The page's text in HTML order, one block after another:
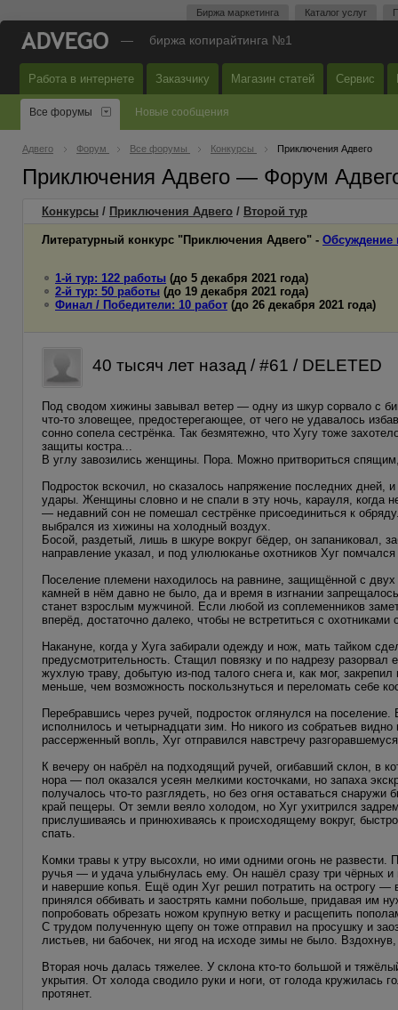
Биржа маркетинга Каталог услуг
— биржа копирайтинга №1
Работа в интернете Заказчику Магазин статей Сервис
Все форумы Новые сообщения
Адвего Форум Все форумы Конкурсы Приключения Адвего
Приключения Адвего — Форум
Конкурсы / Приключения Адвего / Второй тур
Литературный конкурс "Приключения Адвего" - Обсуждение
1-й тур: 122 работы (до 5 декабря 2021 года)
2-й тур: 50 работы (до 19 декабря 2021 года)
Финал / Победители: 10 работ (до 26 декабря 2021 года)
40 тысяч лет назад / #61 / DELETED
Под сводом хижины завывал ветер — одну из шкур сорвало с
что-то зловещее, предостерегающее, от чего не удавалось
сонно сопела сестрёнка. Так безмятежно, что Хугу тоже
защиты костра...
В углу завозились женщины. Пора. Можно притвориться
Подросток вскочил, но сказалось напряжение последних
удары. Женщины словно и не спали в эту ночь, карауля, когда
— недавний сон не помешал сестрёнке присоединиться к
выбрался из хижины на холодный воздух.
Босой, раздетый, лишь в шкуре вокруг бёдер, он запаниковал,
направление указал, и под улюлюканье охотников Хуг помчался
Поселение племени находилось на равнине, защищённой с
камней в нём давно не было, да и время в изгнании
станет взрослым мужчиной. Если любой из соплеменников
вперёд, достаточно далеко, чтобы не встретиться с охотниками
Накануне, когда у Хуга забирали одежду и нож, мать тайком
предусмотрительность. Стащил повязку и по надрезу
жухлую траву, добытую из-под талого снега и, как мог,
меньше, чем возможность поскользнуться и переломать себе
Перебравшись через ручей, подросток оглянулся на
исполнилось и четырнадцати зим. Но никого из собратьев
рассерженный вопль, Хуг отправился навстречу
К вечеру он набрёл на подходящий ручей, огибавший склон, в
нора — пол оказался усеян мелкими косточками, но запаха
получалось что-то разглядеть, но без огня оставаться
край пещеры. От земли веяло холодом, но Хуг ухитрился
прислушиваясь и принюхиваясь к происходящему вокруг,
спать.
Комки травы к утру высохли, но ими одними огонь не
ручья — и удача улыбнулась ему. Он нашёл сразу три чёрных
и навершие копья. Ещё один Хуг решил потратить на острогу
принялся оббивать и заострять камни побольше, придавая им
попробовать обрезать ножом крупную ветку и расщепить
С трудом полученную щепу он тоже отправил на просушку и
листьев, ни бабочек, ни ягод на исходе зимы не было.
Вторая ночь далась тяжелее. У склона кто-то большой и
укрытия. От холода сводило руки и ноги, от голода кружилась
протянет.